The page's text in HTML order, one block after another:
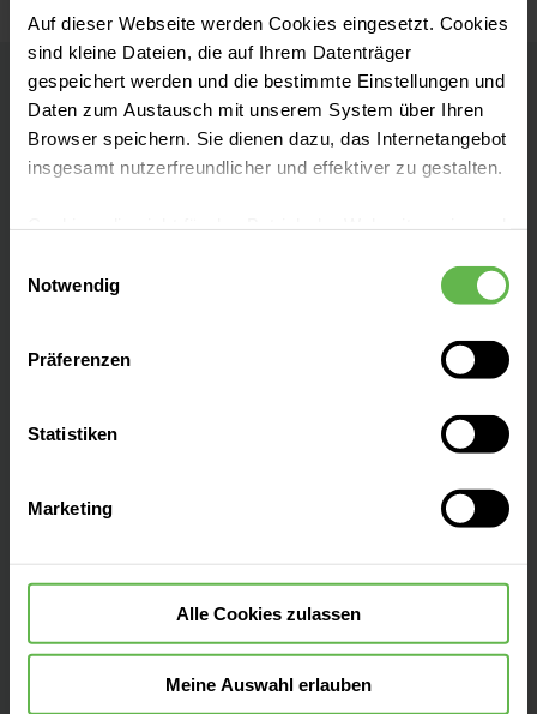
Auf dieser Webseite werden Cookies eingesetzt. Cookies
sind kleine Dateien, die auf Ihrem Datenträger
gespeichert werden und die bestimmte Einstellungen und
Daten zum Austausch mit unserem System über Ihren
Browser speichern. Sie dienen dazu, das Internetangebot
insgesamt nutzerfreundlicher und effektiver zu gestalten.
eingesetzt werden.
Es steht Ihnen frei, unsere Seite mit nur den notwendigen
Cookies zu benutzen, eine individuelle Auswahl
oder durch Auswahl von „Alle Cookies akzeptieren“ in die
widerrufen.
Notwendig
Präferenzen
Statistiken
Marketing
Alle Cookies zulassen
Meine Auswahl erlauben
Helios Cäcilien-Hospital Hüls
47839 Krefeld
Helios Cäcilien-
für eine wohnortnahe, gute
Medizin. Mit erfahrenen Expert:innen und
individuelle und bestmögliche Behandlung je
nach Ihren individuellen Bedürfnissen Sorge.